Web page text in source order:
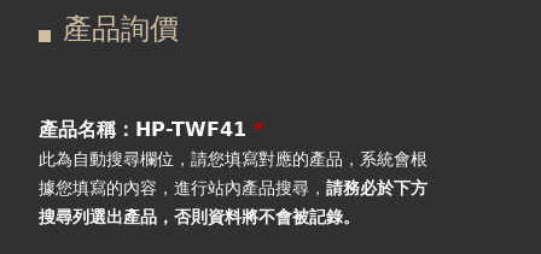
視聽室預約
線上商城
引
標
產品詢價
產品名稱：HP-TWF41*
此為自動搜尋欄位，請您填寫對應的產品，系統會根
據您填寫的內容，進行站內產品搜尋，請務必於下方
搜尋列選出產品 ，否則資料將不會被記錄。